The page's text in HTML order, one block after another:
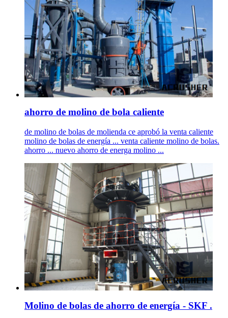
ahorro de molino de bola caliente
de molino de bolas de molienda ce aprobó la venta caliente
molino de bolas de energía ... venta caliente molino de bolas.
ahorro ... nuevo ahorro de energa molino ...
Molino de bolas de ahorro de energía - SKF .